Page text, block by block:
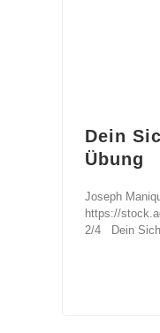
Dein
Übung
Joseph
https://
2/4 Dein